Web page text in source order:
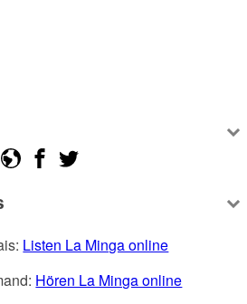
Listen La Minga online
Hören La Minga online